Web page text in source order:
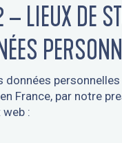
LIEUX DE
données
France, par notre
web :